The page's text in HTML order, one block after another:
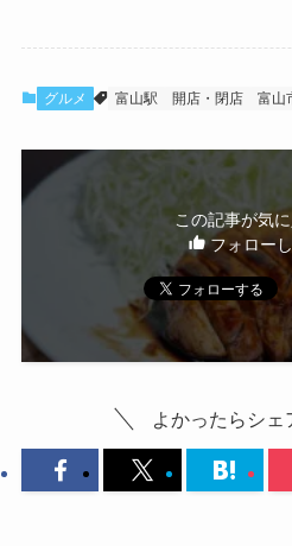
グルメ 富山駅 開店・閉店 富山
この記事が気
フォローし
よかったらシェ